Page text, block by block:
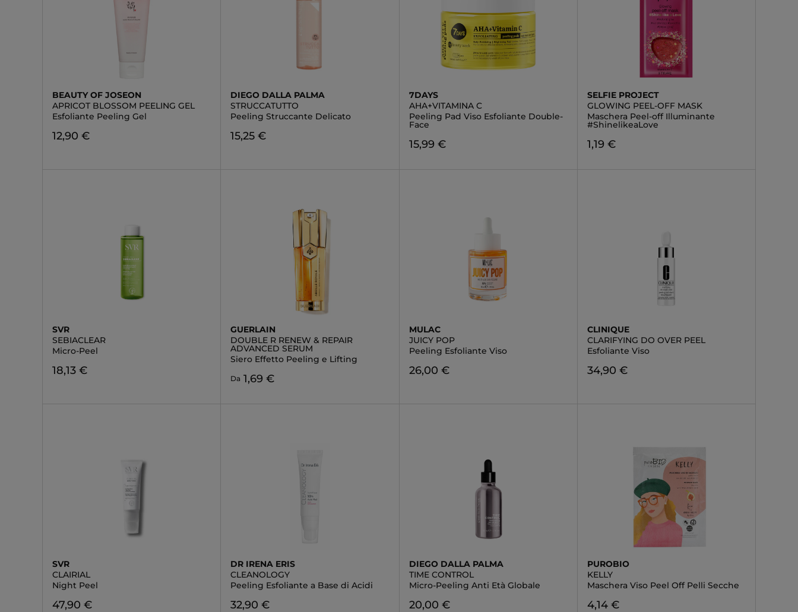
BEAUTY OF JOSEON
APRICOT BLOSSOM PEELING GEL
Esfoliante Peeling Gel
12,90 €
DIEGO DALLA PALMA
STRUCCATUTTO
Peeling Struccante Delicato
15,25 €
7DAYS
AHA+VITAMINA C
Peeling Pad Viso Esfoliante Double-
Face
15,99 €
SELFIE PROJECT
GLOWING PEEL-OFF MASK
Maschera Peel-off Illuminante
#ShinelikeaLove
1,19 €
SVR
SEBIACLEAR
Micro-Peel
18,13 €
GUERLAIN
DOUBLE R RENEW & REPAIR
ADVANCED SERUM
Siero Effetto Peeling e Lifting
Da 1,69 €
MULAC
JUICY POP
Peeling Esfoliante Viso
26,00 €
CLINIQUE
CLARIFYING DO OVER PEEL
Esfoliante Viso
34,90 €
SVR
CLAIRIAL
Night Peel
47,90 €
DR IRENA ERIS
CLEANOLOGY
Peeling Esfoliante a Base di Acidi
32,90 €
DIEGO DALLA PALMA
TIME CONTROL
Micro-Peeling Anti Età Globale
20,00 €
PUROBIO
KELLY
Maschera Viso Peel Off Pelli Secche
4,14 €